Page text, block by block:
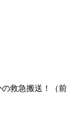
救急搬送！（前